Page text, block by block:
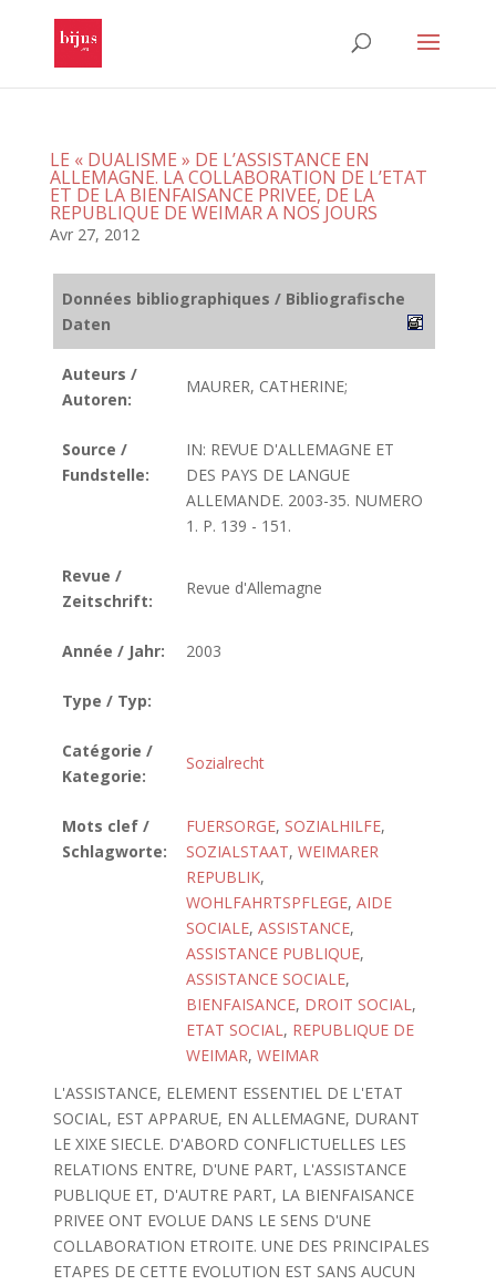
LE « DUALISME » DE L’ASSISTANCE EN
ALLEMAGNE. LA COLLABORATION DE L’ETAT
ET DE LA BIENFAISANCE PRIVEE, DE LA
REPUBLIQUE DE WEIMAR A NOS JOURS
Avr 27, 2012
Données bibliographiques / Bibliografische
Daten
Auteurs /
Autoren:
MAURER, CATHERINE;
Source /
Fundstelle:
IN: REVUE D'ALLEMAGNE ET
DES PAYS DE LANGUE
ALLEMANDE. 2003-35. NUMERO
1. P. 139 - 151.
Revue /
Zeitschrift:
Revue d'Allemagne
Année / Jahr: 2003
Type / Typ:
Catégorie /
Kategorie:
Sozialrecht
Mots clef /
Schlagworte:
FUERSORGE, SOZIALHILFE,
SOZIALSTAAT, WEIMARER
REPUBLIK,
WOHLFAHRTSPFLEGE, AIDE
SOCIALE, ASSISTANCE,
ASSISTANCE PUBLIQUE,
ASSISTANCE SOCIALE,
BIENFAISANCE, DROIT SOCIAL,
ETAT SOCIAL, REPUBLIQUE DE
WEIMAR, WEIMAR
L'ASSISTANCE, ELEMENT ESSENTIEL DE L'ETAT
SOCIAL, EST APPARUE, EN ALLEMAGNE, DURANT
LE XIXE SIECLE. D'ABORD CONFLICTUELLES LES
RELATIONS ENTRE, D'UNE PART, L'ASSISTANCE
PUBLIQUE ET, D'AUTRE PART, LA BIENFAISANCE
PRIVEE ONT EVOLUE DANS LE SENS D'UNE
COLLABORATION ETROITE. UNE DES PRINCIPALES
ETAPES DE CETTE EVOLUTION EST SANS AUCUN